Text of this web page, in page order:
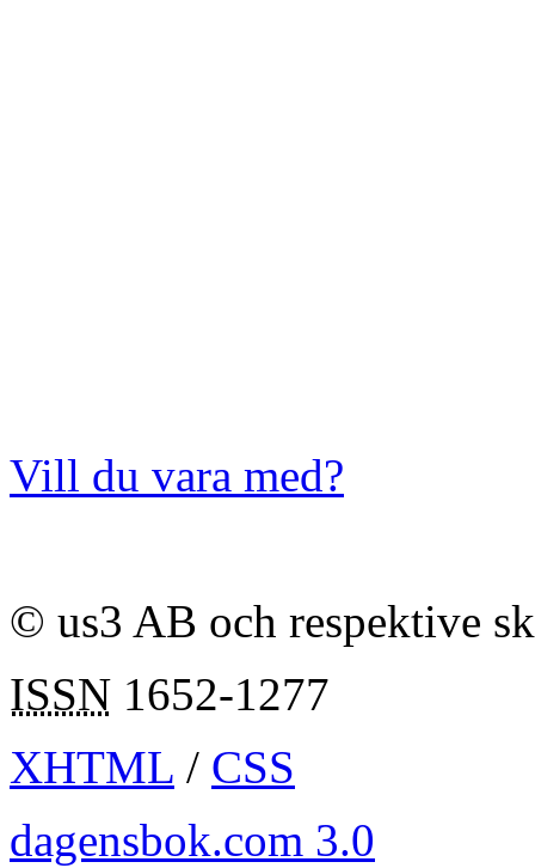
Vill du vara med?
© us3 AB och respektive
ISSN 1652-1277
XHTML / CSS
dagensbok.com 3.0